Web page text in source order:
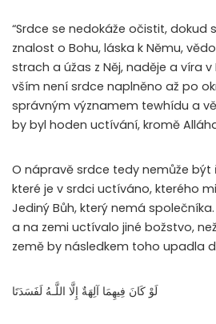
“Srdce se nedokáže očistit, dokud
znalost o Bohu, láska k Němu,
strach a úžas z Něj, naděje a víra
vším není srdce naplněno až po
správným významem tewhídu a
by byl hoden uctívání, kromě
O nápravě srdce tedy nemůže být
které je v srdci uctíváno, kterého
Jediný Bůh, který nemá
a na zemi uctívalo jiné božstvo,
země by následkem toho upadla
لَوْ كَانَ فِيهِمَا آلِهَةٌ إِلَّا اللَّـهُ لَفَسَدَتَا